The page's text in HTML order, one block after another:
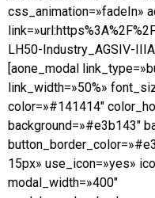
css_animation=»fadeIn»
LH50-Industry_AGSIV-
[aone_modal
link_width=»50%»
color=»#141414″
background=»#e3b143″
15px» use_icon=»yes»
modal_width=»400″